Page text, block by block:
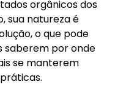
orgânicos dos
sua natureza é
o que pode
saberem por onde
se manterem